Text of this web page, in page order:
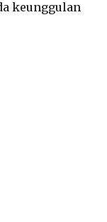
keunggulan